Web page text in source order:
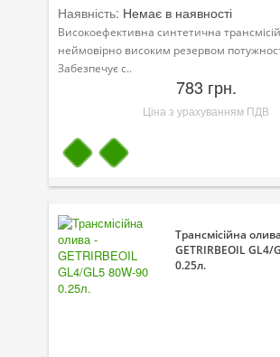
Наявність: Немає в наявності
Високоефективна синтетична
неймовірно високим резервом
Забезпечує с..
783 грн.
Ціна з урахуванням ПДВ
Трансмісійна
GETRIRBEOIL GL4/
0.25л.